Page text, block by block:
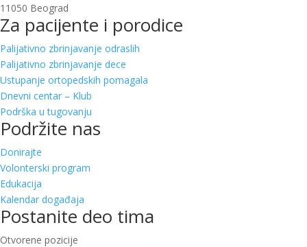
11050 Beograd
Za pacijente i porodice
Palijativno zbrinjavanje odraslih
Palijativno zbrinjavanje dece
Ustupanje ortopedskih pomagala
Dnevni centar – Klub
Podrška u tugovanju
Podržite nas
Donirajte
Volonterski program
Edukacija
Kalendar događaja
Postanite deo tima
Otvorene pozicije